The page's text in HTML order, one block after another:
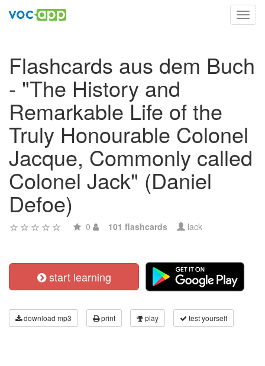
Flashcards aus dem Buch
- "The History and
Remarkable Life of the
Truly Honourable Colonel
Jacque, Commonly called
Colonel Jack" (Daniel
Defoe)
0 101 flashcards lack
start learning
download mp3 print play test yourself